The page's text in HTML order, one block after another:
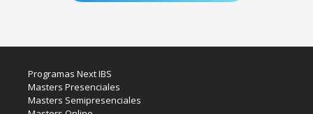
Programas Next IBS
Masters Presenciales
Masters Semipresenciales